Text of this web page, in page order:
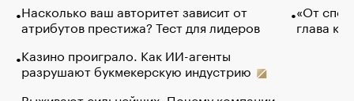
Насколько ваш авторитет зависит от
атрибутов престижа? Тест для лидеров
Казино проиграло. Как ИИ-агенты
разрушают букмекерскую индустрию
«От
глава